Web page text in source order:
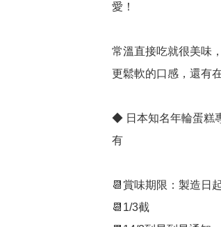
愛！
常溫直接吃就很美味
更鬆軟的口感，還有
◆ 日本知名年輪蛋糕
有
📆賞味期限：製造日
📆1/3截